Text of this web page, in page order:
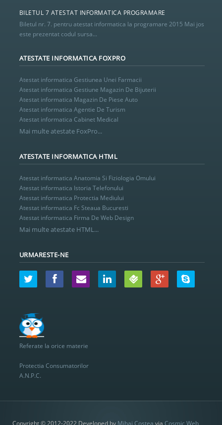
BILETUL 7 ATESTAT INFORMATICA PROGRAMARE
Biletul nr. 7. pentru atestat informatica la programare 2015 Mai jos
este prezentat codul sursa...
ATESTATE INFORMATICA FOXPRO
Atestat informatica Gestiunea Unei Farmacii
Atestat informatica Gestiune Magazin De Bijuterii
Atestat informatica Magazin De Piese Auto
Atestat informatica Agentie De Turism
Atestat informatica Cabinet Medical
Mai multe atestate FoxPro...
ATESTATE INFORMATICA HTML
Atestat informatica Anatomia Si Fiziologia Omului
Atestat informatica Istoria Telefonului
Atestat informatica Protectia Mediului
Atestat informatica Fc Steaua Bucuresti
Atestat informatica Firma De Web Design
Mai multe atestate HTML...
URMARESTE-NE
Referate la orice materie
Protectia Consumatorilor
A.N.P.C.
Copyright © 2012-2022 Developed by Mihai Costea viaCosmic Web